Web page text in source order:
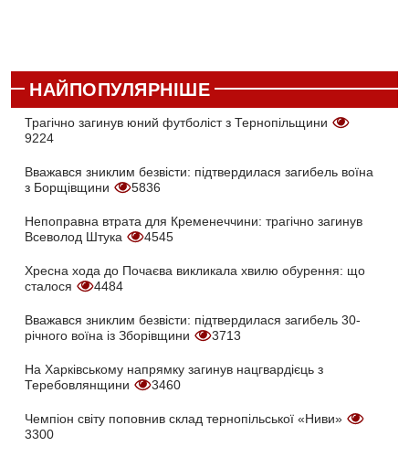
НАЙПОПУЛЯРНІШЕ
Трагічно загинув юний футболіст з Тернопільщини
9224
Вважався зниклим безвісти: підтвердилася загибель воїна
з Борщівщини
5836
Непоправна втрата для Кременеччини: трагічно загинув
Всеволод Штука
4545
Хресна хода до Почаєва викликала хвилю обурення: що
сталося
4484
Вважався зниклим безвісти: підтвердилася загибель 30-
річного воїна із Зборівщини
3713
На Харківському напрямку загинув нацгвардієць з
Теребовлянщини
3460
Чемпіон світу поповнив склад тернопільської «Ниви»
3300